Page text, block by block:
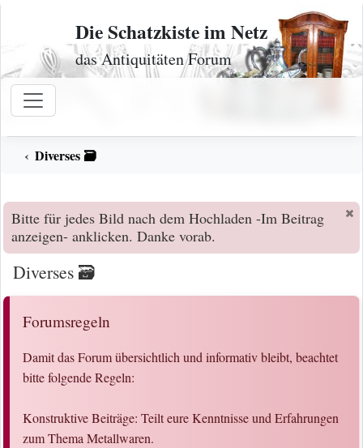
Zum Inhalt
Die Schatzkiste im Netz
das Antiquitäten Forum
Diverses 🗃️
Bitte für jedes Bild nach dem Hochladen -Im Beitrag
anzeigen- anklicken. Danke vorab.
Diverses 🗃️
Forumsregeln
Damit das Forum übersichtlich und informativ bleibt, beachtet
bitte folgende Regeln:
Konstruktive Beiträge: Teilt eure Kenntnisse und Erfahrungen
zum Thema Metallwaren.